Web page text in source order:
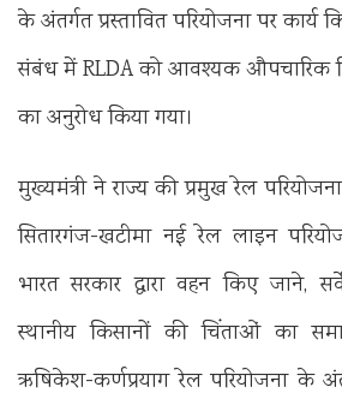
के अंतर्गत प्रस्तावित परियोजना पर कार्य
संबंध में RLDA को आवश्यक औपचारिक
का अनुरोध किया गया।
मुख्यमंत्री ने राज्य की प्रमुख रेल
सितारगंज-खटीमा नई रेल लाइन
भारत सरकार द्वारा वहन किए जाने,
स्थानीय किसानों की चिंताओं का
ऋषिकेश-कर्णप्रयाग रेल परियोजना के